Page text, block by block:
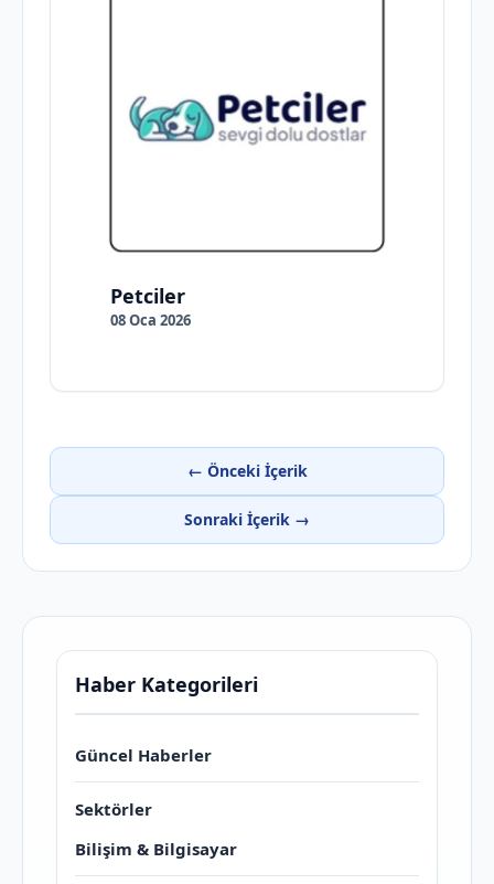
Petciler
08 Oca 2026
← Önceki İçerik
Sonraki İçerik →
Haber Kategorileri
Güncel Haberler
Sektörler
Bilişim & Bilgisayar